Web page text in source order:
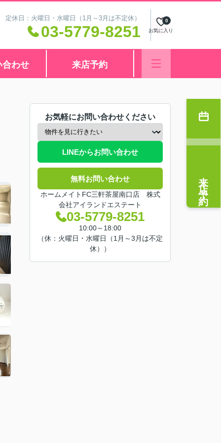
休日：火曜日・水曜日（1月～3月は不定休）
03-5779-8251 お気に入り
0
合わせ 来店予約
お気軽にお問い合わせください
LINEからお問い合わせ
無料お問い合わせ
ホームメイトFC三軒茶屋南口店 株式
会社アイランドエステート
03-5779-8251
10:00～18:00
（休：火曜日・水曜日（1月～3月は不定
休））
来店予約